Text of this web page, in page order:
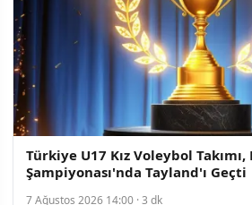
Türkiye U17 Kız Voleybol Takımı,
Şampiyonası'nda Tayland'ı Geçti
7 Ağustos 2026 14:00 · 3 dk